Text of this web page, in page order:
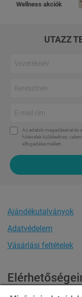
Wellness akciók
UTAZZ
Az adatok megadásával és
hírlevelek küldéséhez,
elfogadása mellett.
Ajándékutalványok
Adatvédelem
Vásárlási feltételek